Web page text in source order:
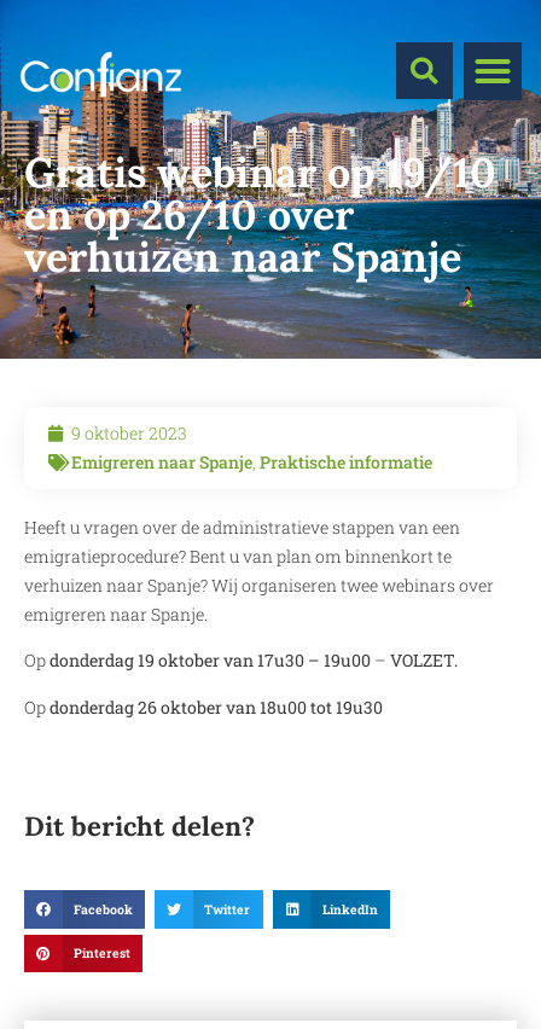
Gratis webinar op 19/10
en op 26/10 over
verhuizen naar Spanje
9 oktober 2023
Emigreren naar Spanje, Praktische informatie
Heeft u vragen over de administratieve stappen van een
emigratieprocedure? Bent u van plan om binnenkort te
verhuizen naar Spanje? Wij organiseren twee webinars over
emigreren naar Spanje.
Opdonderdag 19 oktober van 17u30 – 19u00 – VOLZET.
Opdonderdag 26 oktober van 18u00 tot 19u30
Dit bericht delen?
Facebook Twitter LinkedIn
Pinterest